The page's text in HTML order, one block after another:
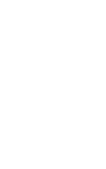
別是被認為屬低
波仔手術或曾心
另外，昔日的指
膽固醇水平為
要盡可能從飲食
他汀類藥物是傳
高，例如是3至